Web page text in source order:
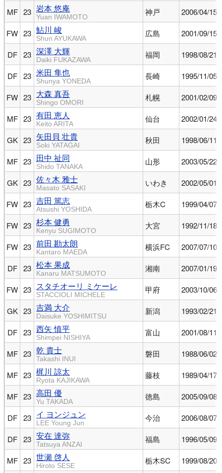
MF 23 岩本 悠庵
Yuan IWAMOTO 神戸 2006/04/15
FW 23 鮎川 峻
Shun AYUKAWA 広島 2001/09/15
DF 23 深澤 大輝
Daiki FUKAZAWA 福岡 1998/08/21
DF 23 米田 隼也
Shunya YONEDA 長崎 1995/11/05
FW 23 大森 真吾
Shingo OMORI 札幌 2001/02/09
MF 23 有田 恵人
Keito ARITA 仙台 2002/01/24
GK 23 矢田貝 壮貴
Soki YATAGAI 秋田 1998/06/11
MF 23 田中 祉同
Shido TANAKA 山形 2003/05/22
GK 23 佐々木 雅士
Masato SASAKI いわき 2002/05/01
FW 23 吉田 篤志
Atsushi YOSHIDA 栃木C 1999/04/07
FW 23 杉本 健勇
Kenyu SUGIMOTO 大宮 1992/11/18
FW 23 前田 勘太朗
Kantaro MAEDA 横浜FC 2007/07/10
DF 23 松本 果成
Kanaru MATSUMOTO 湘南 2007/01/19
FW 23 スタチオーリ ミケーレ
STACCIOLI MICHELE 甲府 2003/10/06
GK 23 吉満 大介
Daisuke YOSHIMITSU 新潟 1993/02/21
DF 23 西矢 慎平
Shimpei NISHIYA 富山 2001/08/11
MF 23 乾 貴士
Takashi INUI 磐田 1988/06/02
MF 23 梶川 諒太
Ryota KAJIKAWA 藤枝 1989/04/17
MF 23 高田 優
Yu TAKADA 徳島 2005/09/08
DF 23 イ ヨンジュン
LEE Young Jun 今治 2006/08/07
DF 23 安在 達弥
Tatsuya ANZAI 福島 1996/05/09
MF 23 世瀬 啓人
Hiroto SESE 栃木SC 1999/08/20